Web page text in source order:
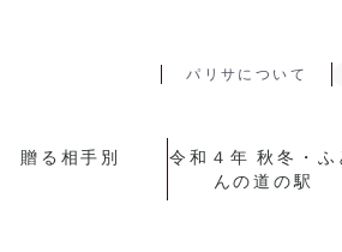
パリサについて
贈る相手別
令和４年 秋冬・ふ
んの道の駅